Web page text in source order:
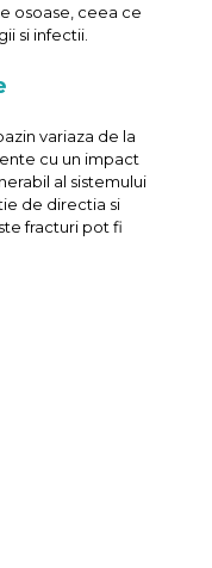
osoase, ceea ce
si infectii.
variaza de la
cu un impact
al sistemului
de directia si
fracturi pot fi